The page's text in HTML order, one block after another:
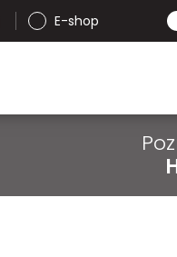
E-shop